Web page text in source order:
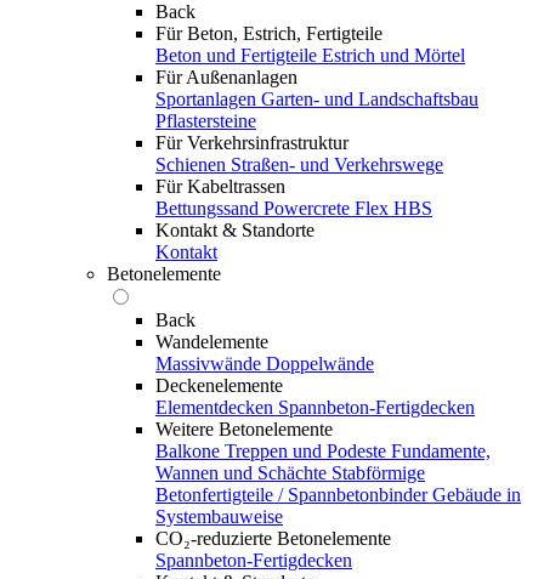
Back
Für Beton, Estrich, Fertigteile
Beton und Fertigteile Estrich und Mörtel
Für Außenanlagen
Sportanlagen Garten- und Landschaftsbau
Pflastersteine
Für Verkehrsinfrastruktur
Schienen Straßen- und Verkehrswege
Für Kabeltrassen
Bettungssand Powercrete Flex HBS
Kontakt & Standorte
Kontakt
Betonelemente
Back
Wandelemente
Massivwände Doppelwände
Deckenelemente
Elementdecken Spannbeton-Fertigdecken
Weitere Betonelemente
Balkone Treppen und Podeste Fundamente,
Wannen und Schächte Stabförmige
Betonfertigteile / Spannbetonbinder Gebäude in
Systembauweise
CO₂-reduzierte Betonelemente
Spannbeton-Fertigdecken